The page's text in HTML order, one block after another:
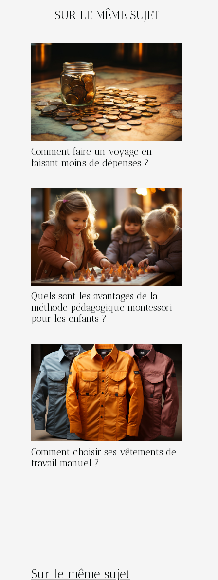
SUR LE MÊME SUJET
Comment faire un voyage en
faisant moins de dépenses ?
Quels sont les avantages de la
méthode pédagogique montessori
pour les enfants ?
Comment choisir ses vêtements de
travail manuel ?
Sur le même sujet